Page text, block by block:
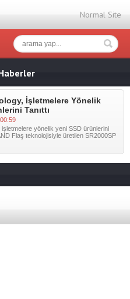
Normal Site
İşletmelere Yönelik
Tanıttı
00:59
işletmelere yönelik yeni SSD ürünlerini
Flaş teknolojisiyle üretilen SR2000SP